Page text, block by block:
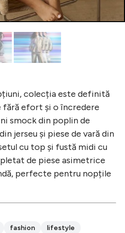
colecția este definită
fără efort și o încredere
smock din poplin de
jerseu și piese de vară din
cu top și fustă midi cu
de piese asimetrice
perfecte pentru nopțile
fashion lifestyle